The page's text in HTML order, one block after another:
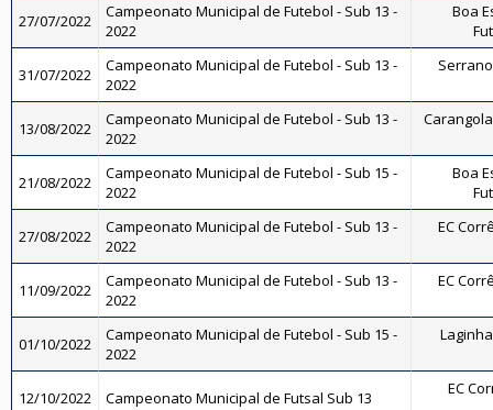
27/07/2022
Campeonato Municipal de Futebol - Sub 13 -
2022
Boa
31/07/2022
Campeonato Municipal de Futebol - Sub 13 -
2022
13/08/2022
Campeonato Municipal de Futebol - Sub 13 -
2022
21/08/2022
Campeonato Municipal de Futebol - Sub 15 -
2022
Boa
27/08/2022
Campeonato Municipal de Futebol - Sub 13 -
2022
EC
11/09/2022
Campeonato Municipal de Futebol - Sub 13 -
2022
EC
01/10/2022
Campeonato Municipal de Futebol - Sub 15 -
2022
12/10/2022 Campeonato Municipal de Futsal Sub 13 EC